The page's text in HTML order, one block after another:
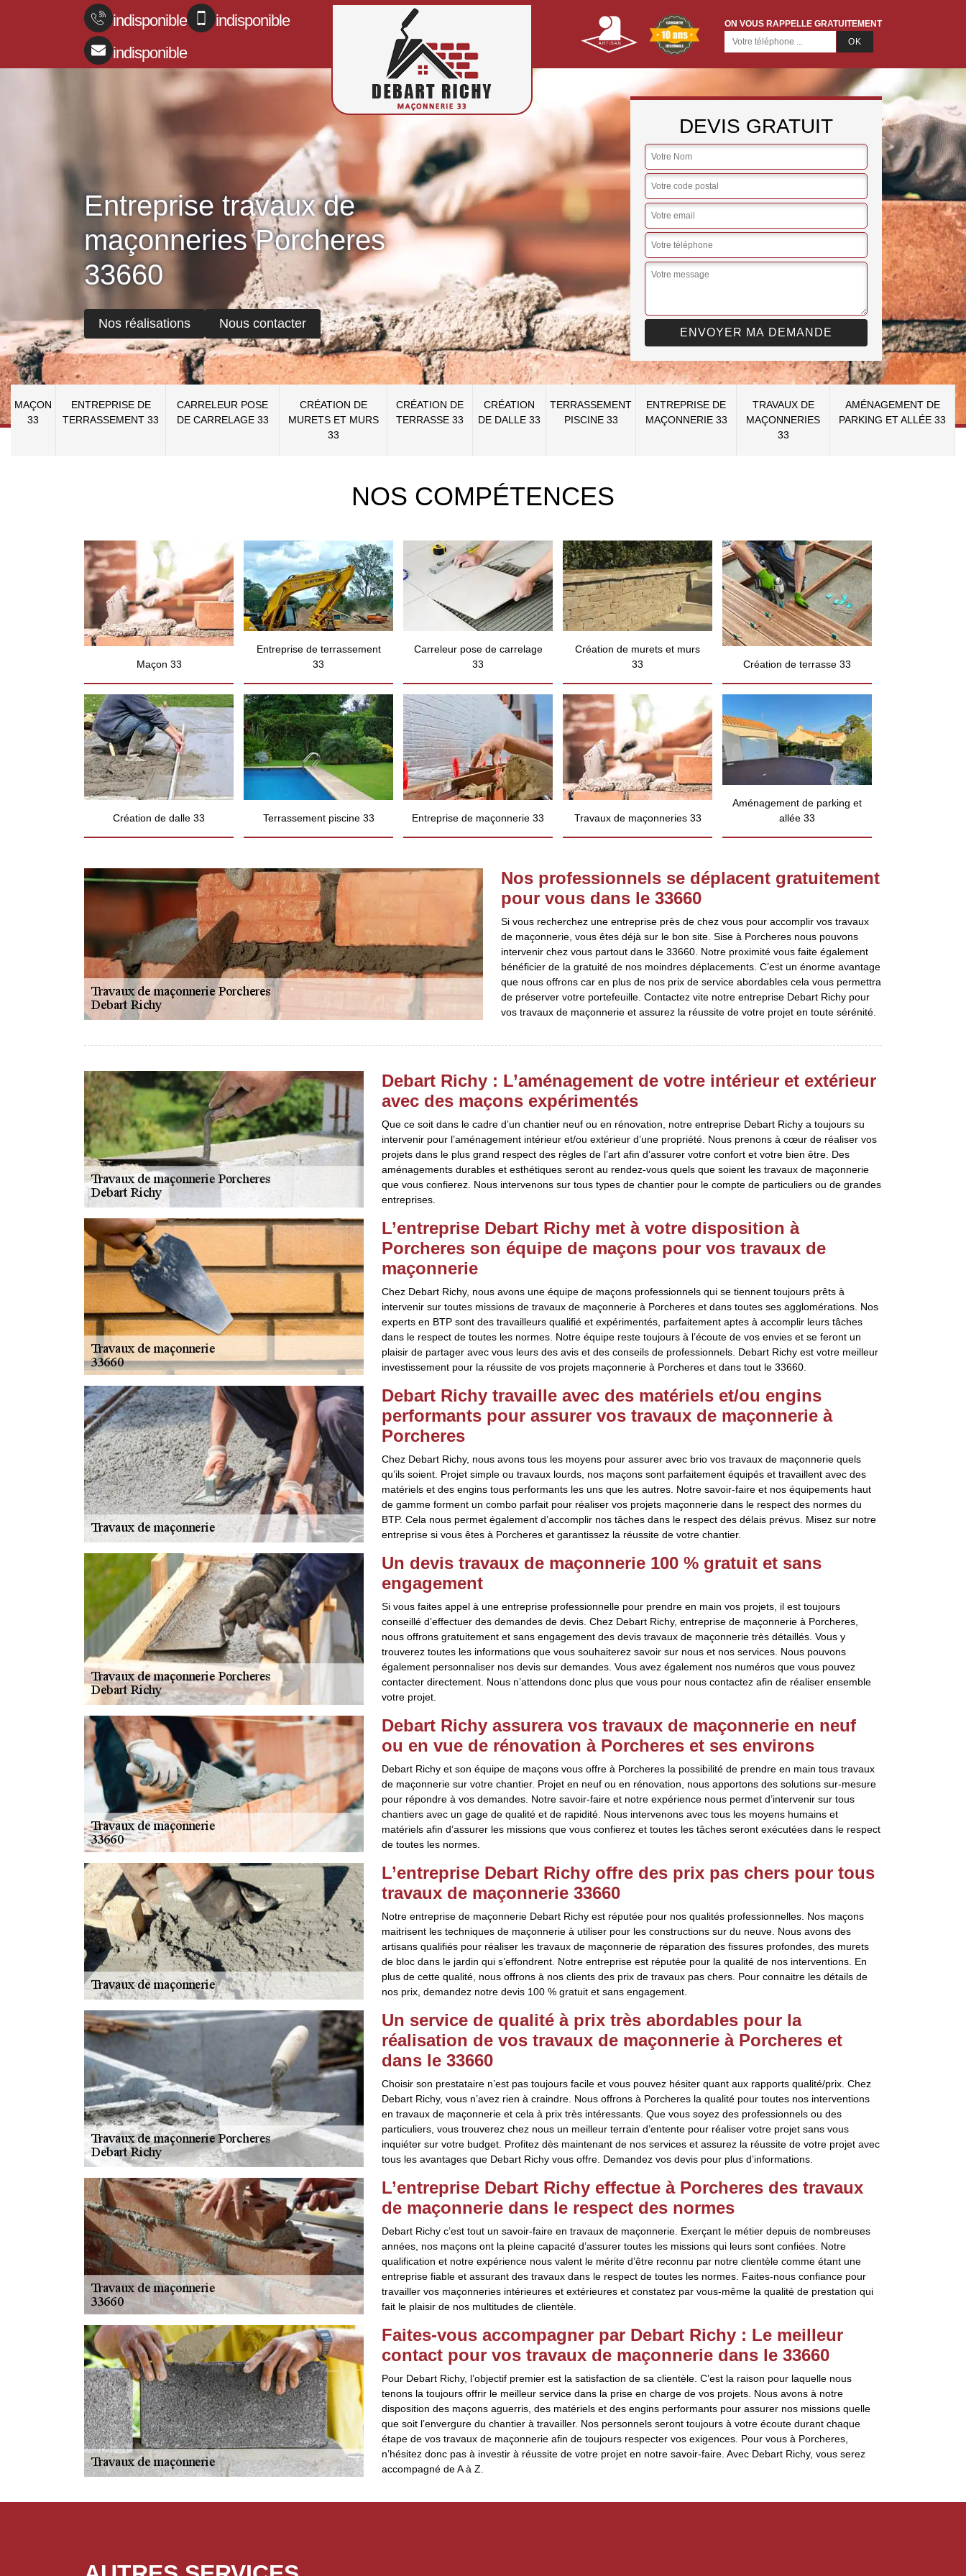
indisponible
indisponible
indisponible
ON VOUS RAPPELLE GRATUITEMENT
Entreprise travaux de
maçonneries Porcheres
33660
Nos réalisations Nous contacter
DEVIS GRATUIT
MAÇON
33
ENTREPRISE DE
TERRASSEMENT 33
CARRELEUR POSE
DE CARRELAGE 33
CRÉATION DE
MURETS ET MURS
33
CRÉATION DE
TERRASSE 33
CRÉATION
DE DALLE 33
TERRASSEMENT
PISCINE 33
ENTREPRISE DE
MAÇONNERIE 33
TRAVAUX DE
MAÇONNERIES
33
AMÉNAGEMENT DE
PARKING ET ALLÉE 33
NOS COMPÉTENCES
Maçon 33
Entreprise de terrassement
33
Carreleur pose de carrelage
33
Création de murets et murs
33
Création de terrasse 33
Création de dalle 33 Terrassement piscine 33 Entreprise de maçonnerie 33 Travaux de maçonneries 33
Aménagement de parking et
allée 33
Nos professionnels se déplacent gratuitement
pour vous dans le 33660
Si vous recherchez une entreprise près de chez vous pour accomplir vos travaux
de maçonnerie, vous êtes déjà sur le bon site. Sise à Porcheres nous pouvons
intervenir chez vous partout dans le 33660. Notre proximité vous faite également
bénéficier de la gratuité de nos moindres déplacements. C’est un énorme avantage
que nous offrons car en plus de nos prix de service abordables cela vous permettra
de préserver votre portefeuille. Contactez vite notre entreprise Debart Richy pour
vos travaux de maçonnerie et assurez la réussite de votre projet en toute sérénité.
Debart Richy : L’aménagement de votre intérieur et extérieur
avec des maçons expérimentés
Que ce soit dans le cadre d’un chantier neuf ou en rénovation, notre entreprise Debart Richy a toujours su
intervenir pour l’aménagement intérieur et/ou extérieur d’une propriété. Nous prenons à cœur de réaliser vos
projets dans le plus grand respect des règles de l’art afin d’assurer votre confort et votre bien être. Des
aménagements durables et esthétiques seront au rendez-vous quels que soient les travaux de maçonnerie
que vous confierez. Nous intervenons sur tous types de chantier pour le compte de particuliers ou de grandes
entreprises.
L’entreprise Debart Richy met à votre disposition à
Porcheres son équipe de maçons pour vos travaux de
maçonnerie
Chez Debart Richy, nous avons une équipe de maçons professionnels qui se tiennent toujours prêts à
intervenir sur toutes missions de travaux de maçonnerie à Porcheres et dans toutes ses agglomérations. Nos
experts en BTP sont des travailleurs qualifié et expérimentés, parfaitement aptes à accomplir leurs tâches
dans le respect de toutes les normes. Notre équipe reste toujours à l’écoute de vos envies et se feront un
plaisir de partager avec vous leurs des avis et des conseils de professionnels. Debart Richy est votre meilleur
investissement pour la réussite de vos projets maçonnerie à Porcheres et dans tout le 33660.
Debart Richy travaille avec des matériels et/ou engins
performants pour assurer vos travaux de maçonnerie à
Porcheres
Chez Debart Richy, nous avons tous les moyens pour assurer avec brio vos travaux de maçonnerie quels
qu’ils soient. Projet simple ou travaux lourds, nos maçons sont parfaitement équipés et travaillent avec des
matériels et des engins tous performants les uns que les autres. Notre savoir-faire et nos équipements haut
de gamme forment un combo parfait pour réaliser vos projets maçonnerie dans le respect des normes du
BTP. Cela nous permet également d’accomplir nos tâches dans le respect des délais prévus. Misez sur notre
entreprise si vous êtes à Porcheres et garantissez la réussite de votre chantier.
Un devis travaux de maçonnerie 100 % gratuit et sans
engagement
Si vous faites appel à une entreprise professionnelle pour prendre en main vos projets, il est toujours
conseillé d’effectuer des demandes de devis. Chez Debart Richy, entreprise de maçonnerie à Porcheres,
nous offrons gratuitement et sans engagement des devis travaux de maçonnerie très détaillés. Vous y
trouverez toutes les informations que vous souhaiterez savoir sur nous et nos services. Nous pouvons
également personnaliser nos devis sur demandes. Vous avez également nos numéros que vous pouvez
contacter directement. Nous n’attendons donc plus que vous pour nous contactez afin de réaliser ensemble
votre projet.
Debart Richy assurera vos travaux de maçonnerie en neuf
ou en vue de rénovation à Porcheres et ses environs
Debart Richy et son équipe de maçons vous offre à Porcheres la possibilité de prendre en main tous travaux
de maçonnerie sur votre chantier. Projet en neuf ou en rénovation, nous apportons des solutions sur-mesure
pour répondre à vos demandes. Notre savoir-faire et notre expérience nous permet d’intervenir sur tous
chantiers avec un gage de qualité et de rapidité. Nous intervenons avec tous les moyens humains et
matériels afin d’assurer les missions que vous confierez et toutes les tâches seront exécutées dans le respect
de toutes les normes.
L’entreprise Debart Richy offre des prix pas chers pour tous
travaux de maçonnerie 33660
Notre entreprise de maçonnerie Debart Richy est réputée pour nos qualités professionnelles. Nos maçons
maitrisent les techniques de maçonnerie à utiliser pour les constructions sur du neuve. Nous avons des
artisans qualifiés pour réaliser les travaux de maçonnerie de réparation des fissures profondes, des murets
de bloc dans le jardin qui s’effondrent. Notre entreprise est réputée pour la qualité de nos interventions. En
plus de cette qualité, nous offrons à nos clients des prix de travaux pas chers. Pour connaitre les détails de
nos prix, demandez notre devis 100 % gratuit et sans engagement.
Un service de qualité à prix très abordables pour la
réalisation de vos travaux de maçonnerie à Porcheres et
dans le 33660
Choisir son prestataire n’est pas toujours facile et vous pouvez hésiter quant aux rapports qualité/prix. Chez
Debart Richy, vous n’avez rien à craindre. Nous offrons à Porcheres la qualité pour toutes nos interventions
en travaux de maçonnerie et cela à prix très intéressants. Que vous soyez des professionnels ou des
particuliers, vous trouverez chez nous un meilleur terrain d’entente pour réaliser votre projet sans vous
inquiéter sur votre budget. Profitez dès maintenant de nos services et assurez la réussite de votre projet avec
tous les avantages que Debart Richy vous offre. Demandez vos devis pour plus d’informations.
L’entreprise Debart Richy effectue à Porcheres des travaux
de maçonnerie dans le respect des normes
Debart Richy c’est tout un savoir-faire en travaux de maçonnerie. Exerçant le métier depuis de nombreuses
années, nos maçons ont la pleine capacité d’assurer toutes les missions qui leurs sont confiées. Notre
qualification et notre expérience nous valent le mérite d’être reconnu par notre clientèle comme étant une
entreprise fiable et assurant des travaux dans le respect de toutes les normes. Faites-nous confiance pour
travailler vos maçonneries intérieures et extérieures et constatez par vous-même la qualité de prestation qui
fait le plaisir de nos multitudes de clientèle.
Faites-vous accompagner par Debart Richy : Le meilleur
contact pour vos travaux de maçonnerie dans le 33660
Pour Debart Richy, l’objectif premier est la satisfaction de sa clientèle. C’est la raison pour laquelle nous
tenons la toujours offrir le meilleur service dans la prise en charge de vos projets. Nous avons à notre
disposition des maçons aguerris, des matériels et des engins performants pour assurer nos missions quelle
que soit l’envergure du chantier à travailler. Nos personnels seront toujours à votre écoute durant chaque
étape de vos travaux de maçonnerie afin de toujours respecter vos exigences. Pour vous à Porcheres,
n’hésitez donc pas à investir à réussite de votre projet en notre savoir-faire. Avec Debart Richy, vous serez
accompagné de A à Z.